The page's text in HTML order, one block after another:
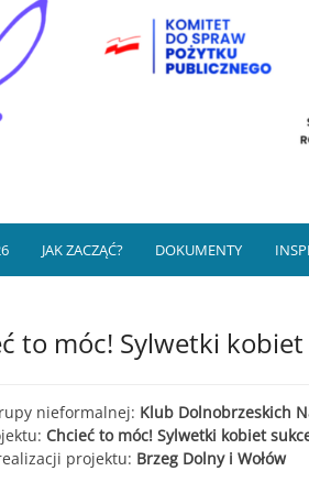
NGO,
JAK ZACZĄĆ? DOKUMENTY
to móc! Sylwetki
nieformalnej: Klub Dolnobrzeskich
Chcieć to móc! Sylwetki kobiet
projektu: Brzeg Dolny i Wołów